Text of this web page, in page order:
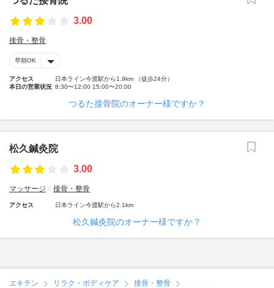
3.00
接骨・整骨
早朝OK
アクセス
日本ライン今渡駅から1.9km （徒歩24分）
本日の営業状況 8:30〜12:00 15:00〜20:00
つるた接骨院のオーナー様ですか？
松久鍼灸院
3.00
マッサージ 接骨・整骨
アクセス 日本ライン今渡駅から2.1km
松久鍼灸院のオーナー様ですか？
エキテン リラク・ボディケア
接骨・整骨